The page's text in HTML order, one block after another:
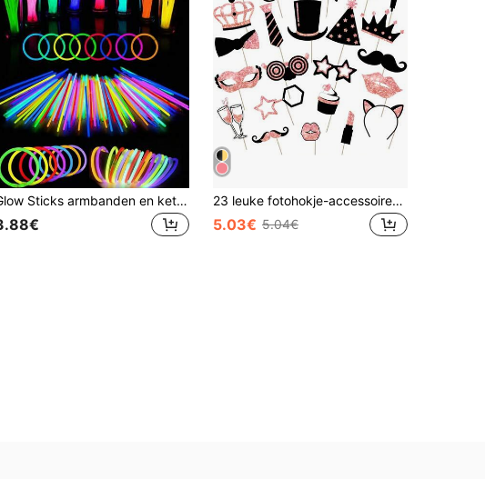
Glow Sticks armbanden en kettingen, Glow in the Dark feestgunsten, Neon Party Glow kettingen en Glow armbanden met connectoren voor Pasen, Kerstmis, Halloween benodigdhedenpakket, Nieuwjaar, verjaardagsfeestjes, thuiskomst, singlefeestjes, feestdagen, festivals en voetbalfeestbenodigdheden. 23 leuke fotohokje-accessoires, verjaardags-, bruilofts- en feestartikelen, gemaskerde bal-, disco- en carnavalsdecoraties, inclusief hoeden, lippenstift, stropdassen en kroontjes (roségoud)
5.03€ 5.04€